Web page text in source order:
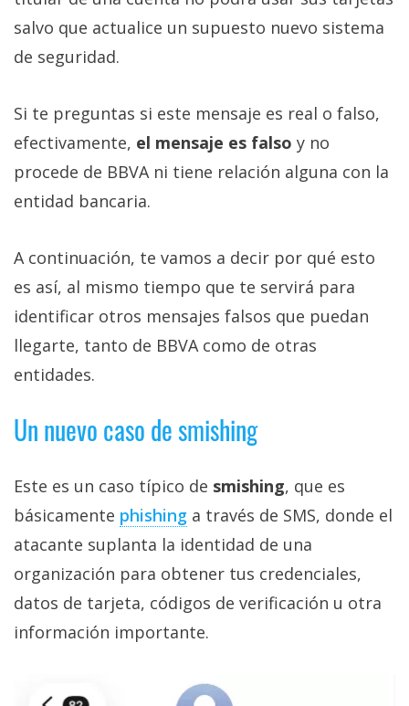
salvo que actualice un supuesto nuevo sistema
de seguridad.
Si te preguntas si este mensaje es real o falso,
efectivamente, el mensaje es falso y no
procede de BBVA ni tiene relación alguna con la
entidad bancaria.
A continuación, te vamos a decir por qué esto
es así, al mismo tiempo que te servirá para
identificar otros mensajes falsos que puedan
llegarte, tanto de BBVA como de otras
entidades.
Un nuevo caso de smishing
Este es un caso típico de smishing, que es
básicamente phishing‎ a través de SMS, donde el
atacante suplanta la identidad de una
organización para obtener tus credenciales,
datos de tarjeta, códigos de verificación u otra
información importante.